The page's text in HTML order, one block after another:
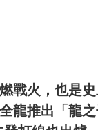
戰火，也是
龍推出「龍